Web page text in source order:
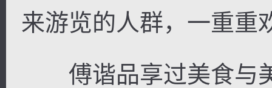
来游览的人群，一重重
傅谐品享过美食与